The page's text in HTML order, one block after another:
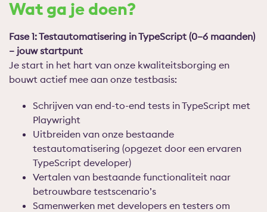
Wat ga je doen?
Fase 1: Testautomatisering in TypeScript (0–6 maanden)
– jouw startpunt
Je start in het hart van onze kwaliteitsborging en
bouwt actief mee aan onze testbasis:
Schrijven van end-to-end tests in TypeScript met
Playwright
Uitbreiden van onze bestaande
testautomatisering (opgezet door een ervaren
TypeScript developer)
Vertalen van bestaande functionaliteit naar
betrouwbare testscenario’s
Samenwerken met developers en testers om